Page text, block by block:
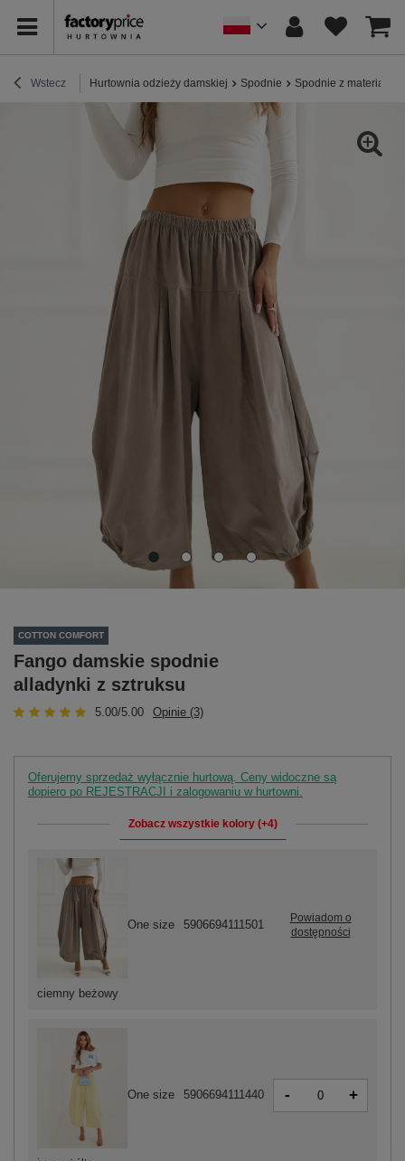
Wstecz Hurtownia odzieży damskiej Spodnie Spodnie z materiału
COTTON COMFORT
Fango damskie spodnie
alladynki z sztruksu
5.00/5.00 Opinie (3)
Oferujemy sprzedaż wyłącznie hurtową. Ceny widoczne są
dopiero po REJESTRACJI i zalogowaniu w hurtowni.
Zobacz wszystkie kolory (+4)
One size 5906694111440 - +
ciemny beżowy
One size 5906694111501
Powiadom o
dostępności